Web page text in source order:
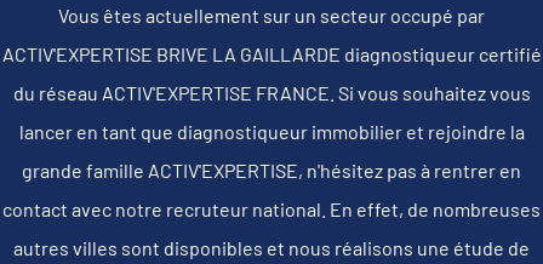
Vous êtes actuellement sur un secteur occupé par
ACTIV'EXPERTISE BRIVE LA GAILLARDE diagnostiqueur certifié
du réseau ACTIV'EXPERTISE FRANCE. Si vous souhaitez vous
lancer en tant que diagnostiqueur immobilier et rejoindre la
grande famille ACTIV'EXPERTISE, n'hésitez pas à rentrer en
contact avec notre recruteur national. En effet, de nombreuses
autres villes sont disponibles et nous réalisons une étude de